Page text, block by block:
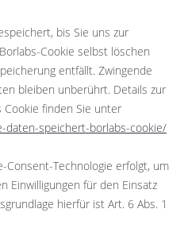
bis Sie uns zur
Cookie selbst löschen
entfällt. Zwingende
bleiben unberührt. Details zur
Cookie finden Sie unter
daten-speichert-borlabs-cookie/
Consent-Technologie erfolgt, um
Einwilligungen für den Einsatz
hierfür ist Art. 6 Abs. 1